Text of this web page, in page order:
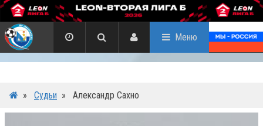
Меню
» Судьи » Александр Сахно